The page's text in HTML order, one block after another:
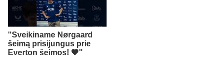
"Sveikiname Nørgaard
šeimą prisijungus prie
Everton šeimos! 💙"